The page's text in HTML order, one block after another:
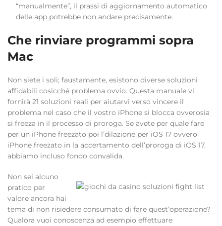
“manualmente”, il prassi di aggiornamento automatico
delle app potrebbe non andare precisamente.
Che rinviare programmi sopra
Mac
Non siete i soli; faustamente, esistono diverse soluzioni
affidabili cosicché problema ovvio. Questa manuale vi
fornirà 21 soluzioni reali per aiutarvi verso vincere il
problema nel caso che il vostro iPhone si blocca ovverosia
si freeza in il processo di proroga. Se avete per quale fare
per un iPhone freezato poi l’dilazione per iOS 17 ovvero
iPhone freezato in la accertamento dell’proroga di iOS 17,
abbiamo incluso fondo convalida.
Non sei alcuno
pratico per
valore ancora hai
tema di non risiedere consumato di fare quest’operazione?
Qualora vuoi conoscenza ad esempio effettuare